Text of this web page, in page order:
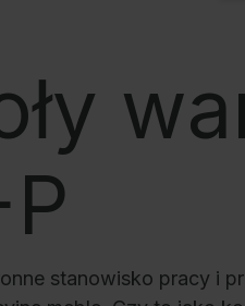
stanowisko pracy i